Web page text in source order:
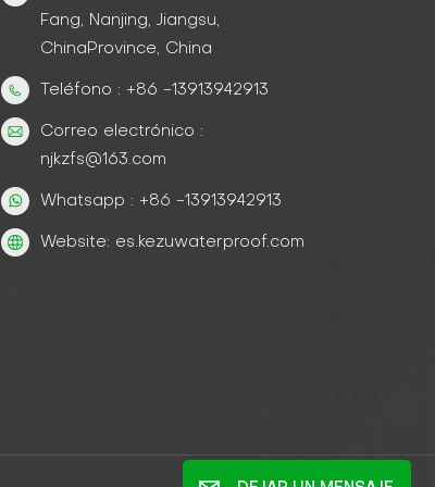
Fang, Nanjing, Jiangsu,
ChinaProvince, China
Teléfono : +86 -13913942913
Correo electrónico :
njkzfs@163.com
Whatsapp : +86 -13913942913
Website: es.kezuwaterproof.com